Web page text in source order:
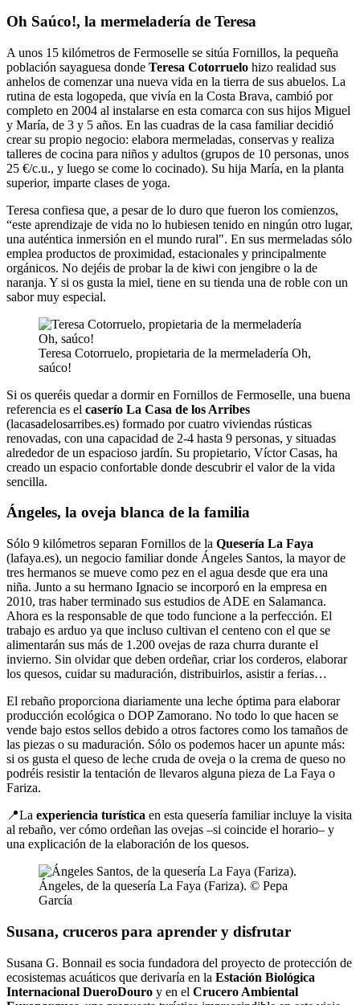
Oh Saúco!, la mermeladería de Teresa
A unos 15 kilómetros de Fermoselle se sitúa Fornillos, la pequeña
población sayaguesa donde Teresa Cotorruelo hizo realidad sus
anhelos de comenzar una nueva vida en la tierra de sus abuelos. La
rutina de esta logopeda, que vivía en la Costa Brava, cambió por
completo en 2004 al instalarse en esta comarca con sus hijos Miguel
y María, de 3 y 5 años. En las cuadras de la casa familiar decidió
crear su propio negocio: elabora mermeladas, conservas y realiza
talleres de cocina para niños y adultos (grupos de 10 personas, unos
25 €/c.u., y luego se come lo cocinado). Su hija María, en la planta
superior, imparte clases de yoga.
Teresa confiesa que, a pesar de lo duro que fueron los comienzos,
“este aprendizaje de vida no lo hubiesen tenido en ningún otro lugar,
una auténtica inmersión en el mundo rural". En sus mermeladas sólo
emplea productos de proximidad, estacionales y principalmente
orgánicos. No dejéis de probar la de kiwi con jengibre o la de
naranja. Y si os gusta la miel, tiene en su tienda una de roble con un
sabor muy especial.
Teresa Cotorruelo, propietaria de la mermeladería Oh,
saúco!
Si os queréis quedar a dormir en Fornillos de Fermoselle, una buena
referencia es el caserío La Casa de los Arribes
(lacasadelosarribes.es) formado por cuatro viviendas rústicas
renovadas, con una capacidad de 2-4 hasta 9 personas, y situadas
alrededor de un espacioso jardín. Su propietario, Víctor Casas, ha
creado un espacio confortable donde descubrir el valor de la vida
sencilla.
Ángeles, la oveja blanca de la familia
Sólo 9 kilómetros separan Fornillos de la Quesería La Faya
(lafaya.es), un negocio familiar donde Ángeles Santos, la mayor de
tres hermanos se mueve como pez en el agua desde que era una
niña. Junto a su hermano Ignacio se incorporó en la empresa en
2010, tras haber terminado sus estudios de ADE en Salamanca.
Ahora es la responsable de que todo funcione a la perfección. El
trabajo es arduo ya que incluso cultivan el centeno con el que se
alimentarán sus más de 1.200 ovejas de raza churra durante el
invierno. Sin olvidar que deben ordeñar, criar los corderos, elaborar
los quesos, cuidar su maduración, distribuirlos, asistir a ferias…
El rebaño proporciona diariamente una leche óptima para elaborar
producción ecológica o DOP Zamorano. No todo lo que hacen se
vende bajo estos sellos debido a otros factores como los tamaños de
las piezas o su maduración. Sólo os podemos hacer un apunte más:
si os gusta el queso de leche cruda de oveja o la crema de queso no
podréis resistir la tentación de llevaros alguna pieza de La Faya o
Fariza.
📍La experiencia turística en esta quesería familiar incluye la visita
al rebaño, ver cómo ordeñan las ovejas –si coincide el horario– y
una explicación de la elaboración de los quesos.
Ángeles, de la quesería La Faya (Fariza). © Pepa
García
Susana, cruceros para aprender y disfrutar
Susana G. Bonnail es socia fundadora del proyecto de protección de
ecosistemas acuáticos que derivaría en la Estación Biológica
Internacional DueroDouro y en el Crucero Ambiental